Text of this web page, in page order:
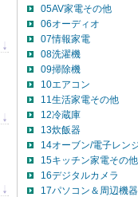
05AV家電その他
06オーディオ
07情報家電
08洗濯機
09掃除機
10エアコン
11生活家電その他
12冷蔵庫
13炊飯器
14オーブン/電子レン
15キッチン家電その他
16デジタルカメラ
17パソコン＆周辺機器